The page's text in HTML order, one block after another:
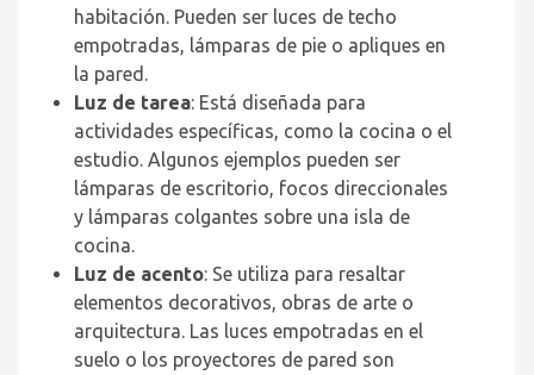
habitación. Pueden ser luces de techo
empotradas, lámparas de pie o apliques en
la pared.
Luz de tarea: Está diseñada para
actividades específicas, como la cocina o el
estudio. Algunos ejemplos pueden ser
lámparas de escritorio, focos direccionales
y lámparas colgantes sobre una isla de
cocina.
Luz de acento: Se utiliza para resaltar
elementos decorativos, obras de arte o
arquitectura. Las luces empotradas en el
suelo o los proyectores de pared son